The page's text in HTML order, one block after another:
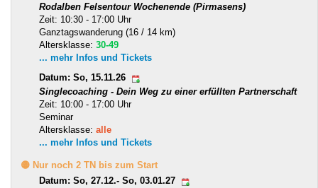
Rodalben Felsentour Wochenende (Pirmasens)
Zeit: 10:30 - 17:00 Uhr
Ganztagswanderung (16 / 14 km)
Altersklasse: 30-49
... mehr Infos und Tickets
Datum: So, 15.11.26
Singlecoaching - Dein Weg zu einer erfüllten Partnerschaft
Zeit: 10:00 - 17:00 Uhr
Seminar
Altersklasse: alle
... mehr Infos und Tickets
🟡 Nur noch 2 TN bis zum Start
Datum: So, 27.12.- So, 03.01.27